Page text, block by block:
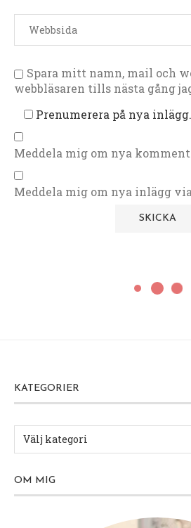
Spara mitt namn, mail och
webbläsaren tills nästa gång
Prenumerera på nya inlägg.
Meddela mig om nya
Meddela mig om nya inlägg
KATEGORIER
OM MIG